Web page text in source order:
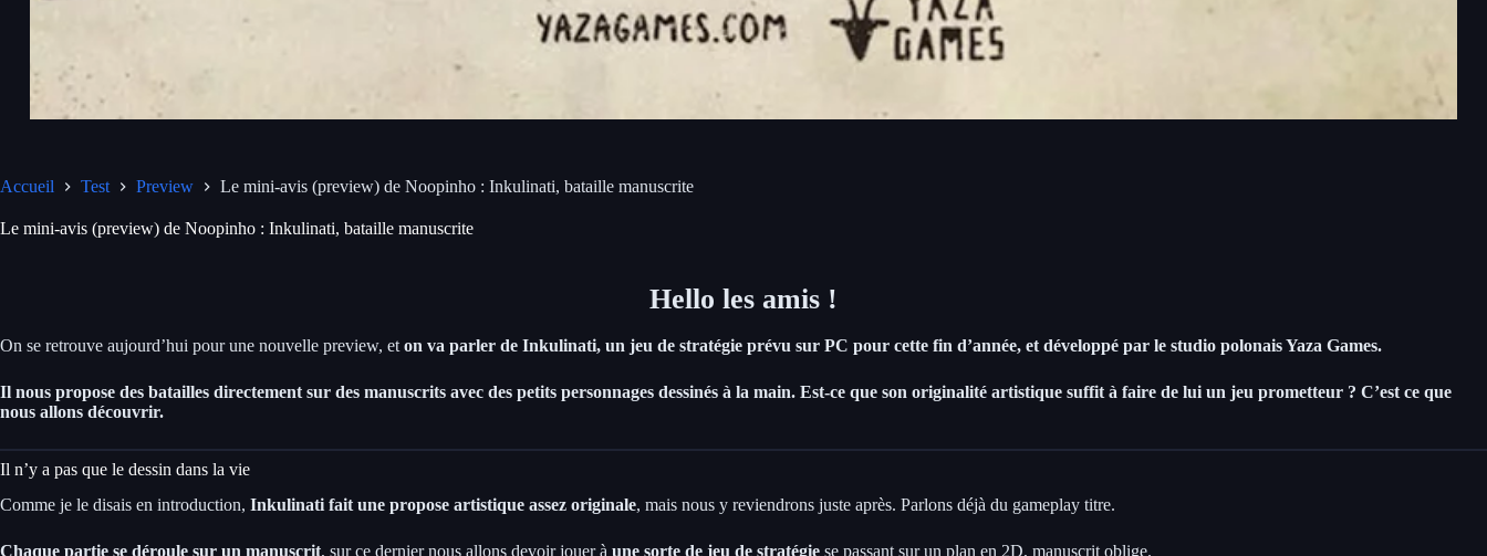
Accueil Test Preview Le mini-avis (preview) de Noopinho : Inkulinati, bataille manuscrite
Le mini-avis (preview) de Noopinho : Inkulinati, bataille manuscrite
Hello les amis !
On se retrouve aujourd’hui pour une nouvelle preview, et on va parler de Inkulinati, un jeu de stratégie prévu sur PC pour cette fin d’année, et développé par le studio polonais Yaza Games.
Il nous propose des batailles directement sur des manuscrits avec des petits personnages dessinés à la main. Est-ce que son originalité artistique suffit à faire de lui un jeu prometteur ? C’est ce que
nous allons découvrir.
Il n’y a pas que le dessin dans la vie
Comme je le disais en introduction, Inkulinati fait une propose artistique assez originale, mais nous y reviendrons juste après. Parlons déjà du gameplay titre.
Chaque partie se déroule sur un manuscrit, sur ce dernier nous allons devoir jouer à une sorte de jeu de stratégie se passant sur un plan en 2D, manuscrit oblige.